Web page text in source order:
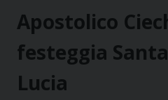
Apostolico
festeggia Santa
Lucia